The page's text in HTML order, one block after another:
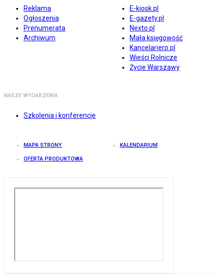
Reklama
Ogłoszenia
Prenumerata
Archiwum
E-kiosk.pl
E-gazety.pl
Nexto.pl
Mała księgowość
Kancelarierp.pl
Wieści Rolnicze
Życie Warszawy
NASZE WYDARZENIA
Szkolenia i konferencje
MAPA STRONY KALENDARIUM
OFERTA PRODUKTOWA